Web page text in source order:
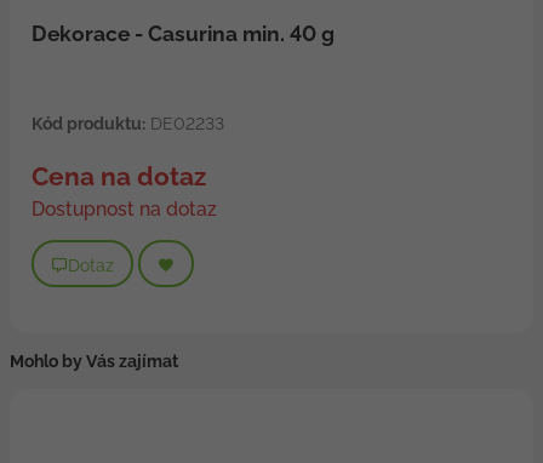
Dekorace - Casurina min. 40 g
Kód produktu:DE02233
Cena na dotaz
Dostupnost na dotaz
Dotaz
Mohlo by Vás zajímat